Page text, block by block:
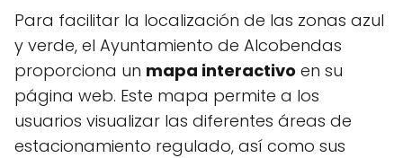
Para facilitar la localización de las zonas azul
y verde, el Ayuntamiento de Alcobendas
proporciona un mapa interactivo en su
página web. Este mapa permite a los
usuarios visualizar las diferentes áreas de
estacionamiento regulado, así como sus